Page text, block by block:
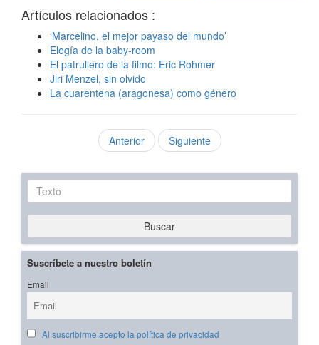
Artículos relacionados :
‘Marcelino, el mejor payaso del mundo’
Elegía de la baby-room
El patrullero de la filmo: Eric Rohmer
Jiri Menzel, sin olvido
La cuarentena (aragonesa) como género
Anterior Siguiente
Texto
Buscar
Suscríbete a nuestro boletín
Email
Al suscribirme acepto la política de privacidad